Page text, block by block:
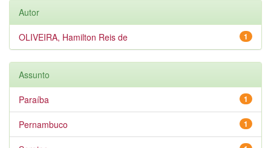
Autor
1
OLIVEIRA, Hamilton Reis de
Assunto
1
Paraíba
1
Pernambuco